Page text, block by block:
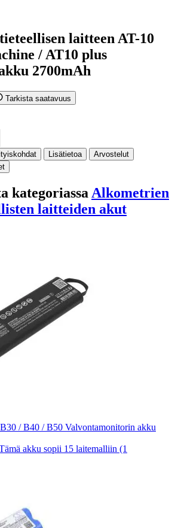
laitteen AT-10
/ AT10 plus
2700mAh
Tarkista saatavuus
Lisätietoa
Arvostelut
kategoriassa Alkometrien
laitteiden akut
/ B40 / B50 Valvontamonitorin akku
akku sopii 15 laitemalliin (1